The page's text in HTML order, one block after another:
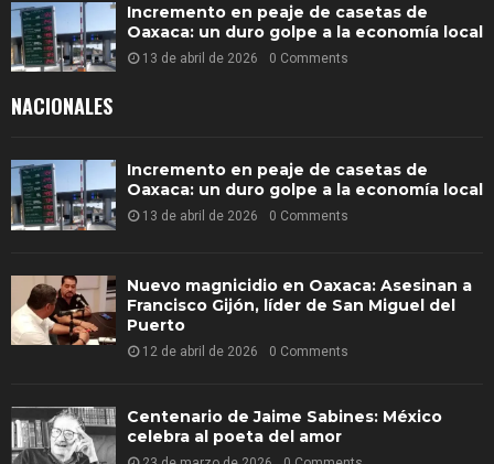
Incremento en peaje de casetas de
Oaxaca: un duro golpe a la economía local
13 de abril de 2026 0 Comments
NACIONALES
Incremento en peaje de casetas de
Oaxaca: un duro golpe a la economía local
13 de abril de 2026 0 Comments
Nuevo magnicidio en Oaxaca: Asesinan a
Francisco Gijón, líder de San Miguel del
Puerto
12 de abril de 2026 0 Comments
Centenario de Jaime Sabines: México
celebra al poeta del amor